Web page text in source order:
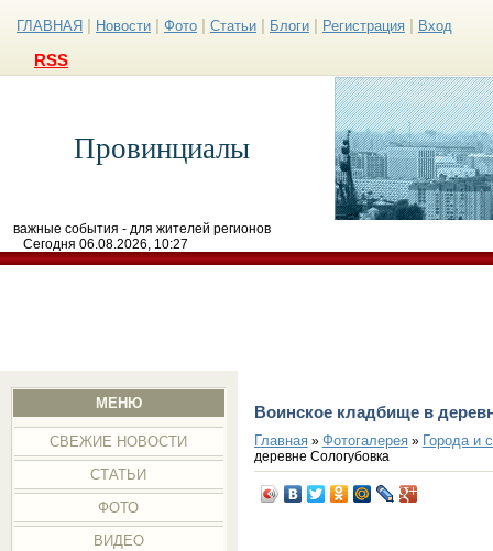
ГЛАВНАЯ Новости Фото Статьи Блоги Регистрация Вход
RSS
Провинциалы
важные события - для жителей регионов
Сегодня 06.08.2026, 10:27
МЕНЮ
СВЕЖИЕ НОВОСТИ
СТАТЬИ
ФОТО
ВИДЕО
Воинское кладбище в
Главная» Фотогалерея» Города и
деревне Сологубовка